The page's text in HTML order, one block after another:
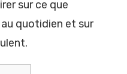
sur ce que
quotidien et sur